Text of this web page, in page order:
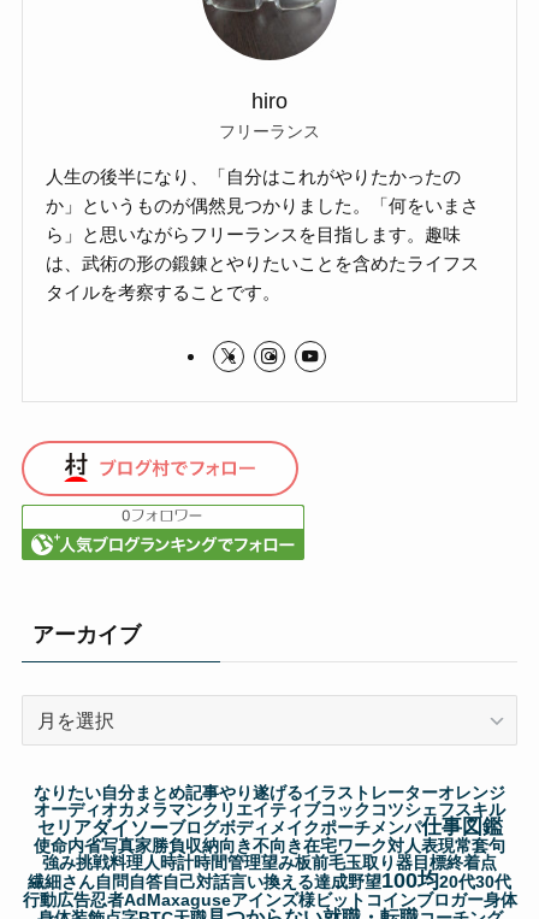
hiro
フリーランス
人生の後半になり、「自分はこれがやりたかったの
か」というものが偶然見つかりました。「何をいまさ
ら」と思いながらフリーランスを目指します。趣味
は、武術の形の鍛錬とやりたいことを含めたライフス
タイルを考察することです。
アーカイブ
イ
ブ
なりたい自分まとめ記事やり遂げるイラストレーターオレンジ
オーディオカメラマンクリエイティブコック コツシェフスキル
セリアダイソーブログボディメイクポーチメンパ仕事図鑑
使命内省写真家勝負収納向き不向き在宅ワーク対人表現常套句
強み挑戦料理人時計時間管理望み板前毛玉取り器目標終着点
繊細さん自問自答自己対話言い換える達成野望100均20代30代
行動広告忍者AdMaxaguseアインズ様ビットコインブロガー身体